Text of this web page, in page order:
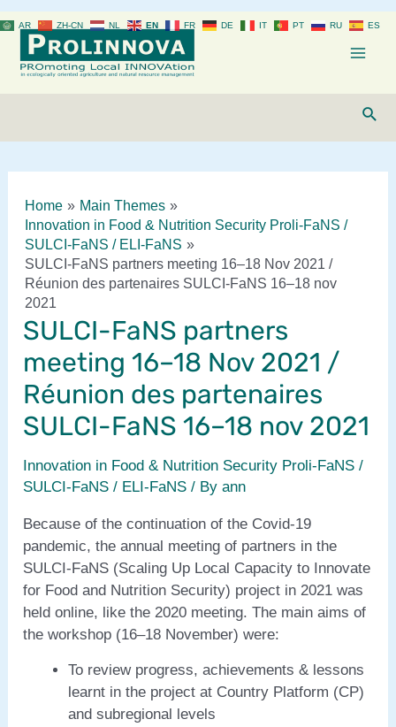
to
content
Home
Main Themes
Innovation in Food & Nutrition Security Proli-FaNS /
SULCI-FaNS / ELI-FaNS
SULCI-FaNS partners meeting 16–18 Nov 2021 /
Réunion des partenaires SULCI-FaNS 16–18 nov
2021
SULCI-FaNS partners
meeting 16–18 Nov 2021 /
Réunion des partenaires
SULCI-FaNS 16–18 nov 2021
Innovation in Food & Nutrition Security Proli-FaNS /
SULCI-FaNS / ELI-FaNS / Byann
Because of the continuation of the Covid-19
pandemic, the annual meeting of partners in the
SULCI-FaNS (Scaling Up Local Capacity to Innovate
for Food and Nutrition Security) project in 2021 was
held online, like the 2020 meeting. The main aims of
the workshop (16–18 November) were:
To review progress, achievements & lessons
learnt in the project at Country Platform (CP)
and subregional levels
AR ZH-CN NL EN FR DE IT PT RU ES